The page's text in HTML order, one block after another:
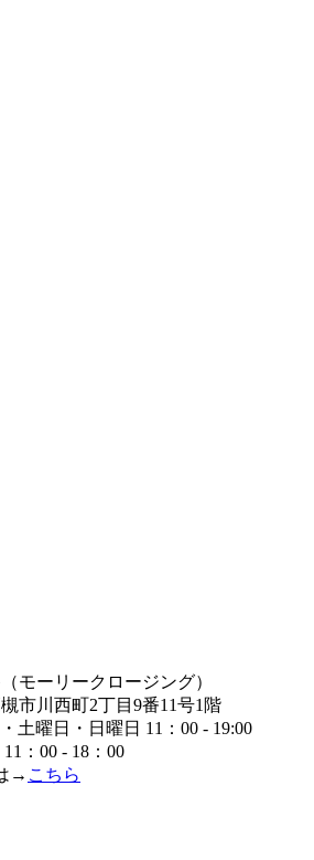
モーリークロージング）
市川西町2丁目9番11号1階
土曜日・日曜日 11：00 - 19:00
：00 - 18：00
→ こちら